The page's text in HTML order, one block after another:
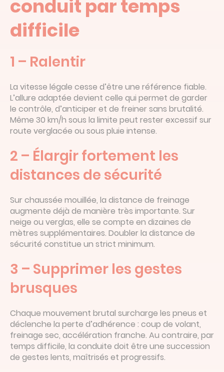
conduit par temps
difficile
1 – Ralentir
La vitesse légale cesse d’être une référence fiable.
L’allure adaptée devient celle qui permet de garder
le contrôle, d’anticiper et de freiner sans brutalité.
Même 30 km/h sous la limite peut rester excessif sur
route verglacée ou sous pluie intense.
2 – Élargir fortement les
distances de sécurité
Sur chaussée mouillée, la distance de freinage
augmente déjà de manière très importante. Sur
neige ou verglas, elle se compte en dizaines de
mètres supplémentaires. Doubler la distance de
sécurité constitue un strict minimum.
3 – Supprimer les gestes
brusques
Chaque mouvement brutal surcharge les pneus et
déclenche la perte d’adhérence : coup de volant,
freinage sec, accélération franche. Au contraire, par
temps difficile, la conduite doit être une succession
de gestes lents, maîtrisés et progressifs.